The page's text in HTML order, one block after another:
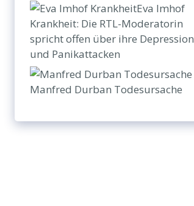
Eva Imhof
Krankheit: Die RTL-Moderatorin
spricht offen über ihre Depression
und Panikattacken
Manfred Durban Todesursache